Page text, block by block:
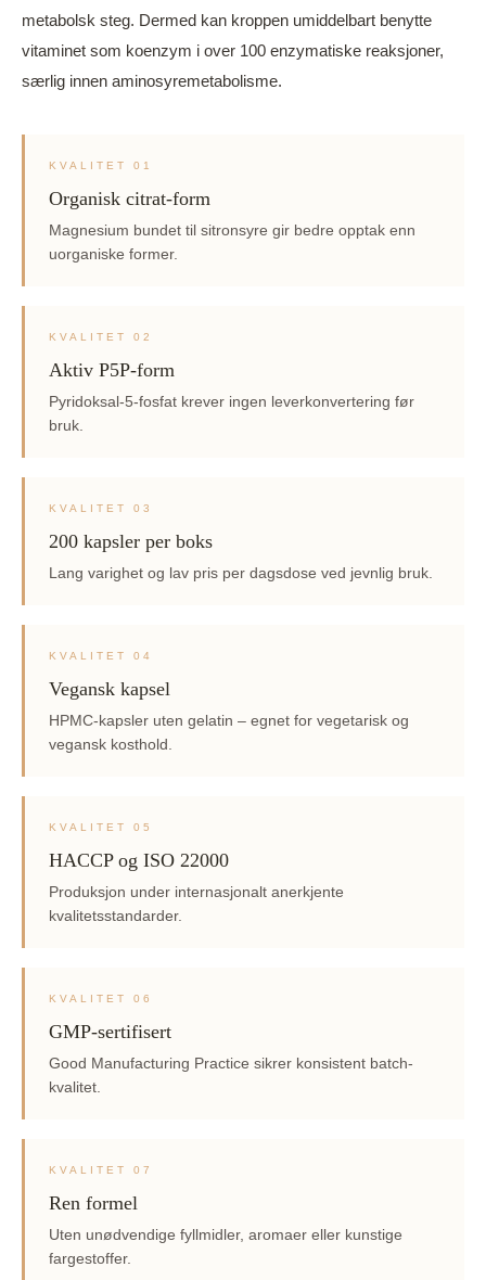
metabolsk steg. Dermed kan kroppen umiddelbart benytte
vitaminet som koenzym i over 100 enzymatiske reaksjoner,
særlig innen aminosyremetabolisme.
KVALITET 01
Organisk citrat-form
Magnesium bundet til sitronsyre gir bedre opptak enn
uorganiske former.
KVALITET 02
Aktiv P5P-form
Pyridoksal-5-fosfat krever ingen leverkonvertering før
bruk.
KVALITET 03
200 kapsler per boks
Lang varighet og lav pris per dagsdose ved jevnlig bruk.
KVALITET 04
Vegansk kapsel
HPMC-kapsler uten gelatin – egnet for vegetarisk og
vegansk kosthold.
KVALITET 05
HACCP og ISO 22000
Produksjon under internasjonalt anerkjente
kvalitetsstandarder.
KVALITET 06
GMP-sertifisert
Good Manufacturing Practice sikrer konsistent batch-
kvalitet.
KVALITET 07
Ren formel
Uten unødvendige fyllmidler, aromaer eller kunstige
fargestoffer.